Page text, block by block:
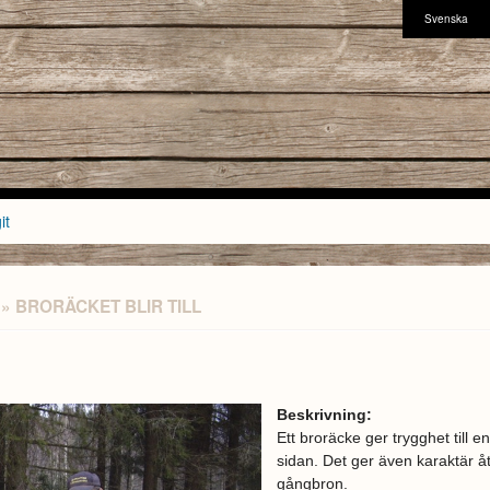
Svenska
» BRORÄCKET BLIR TILL
Beskrivning:
Ett broräcke ger trygghet till
sidan. Det ger även karaktär åt
gångbron.